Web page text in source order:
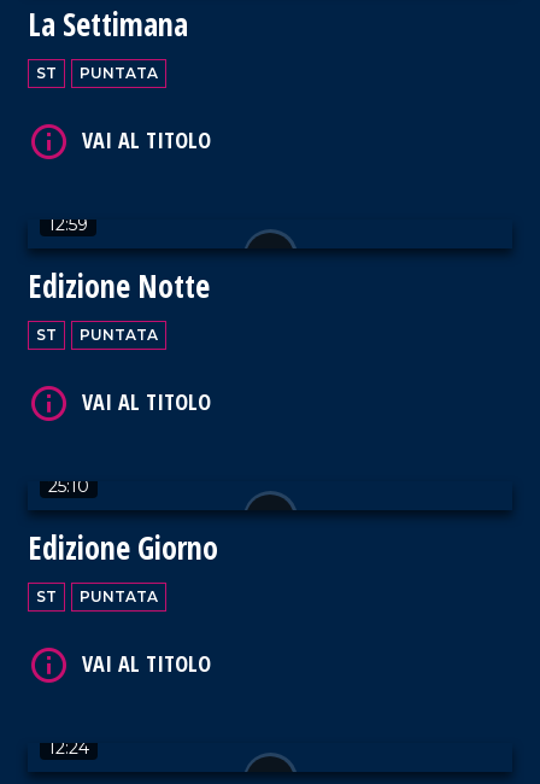
La Settimana
ST PUNTATA
12:59
Edizione Notte
ST PUNTATA
25:10
Edizione Giorno
ST PUNTATA
12:24